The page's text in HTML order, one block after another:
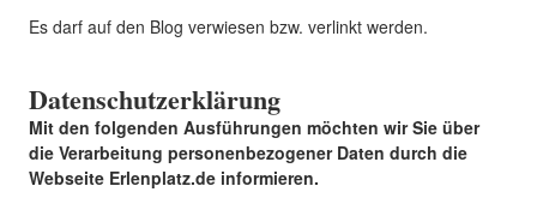
Es darf auf den Blog verwiesen bzw. verlinkt werden.
Datenschutzerklärung
Mit den folgenden Ausführungen möchten wir Sie über
die Verarbeitung personenbezogener Daten durch die
Webseite Erlenplatz.de informieren.